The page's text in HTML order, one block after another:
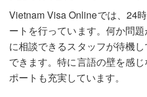
Vietnam Visa Onlineでは、24
ートを行っています。何か問
に相談できるスタッフが待機
できます。特に言語の壁を感
ポートも充実しています。